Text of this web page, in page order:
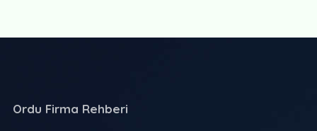
Ordu Firma Rehberi